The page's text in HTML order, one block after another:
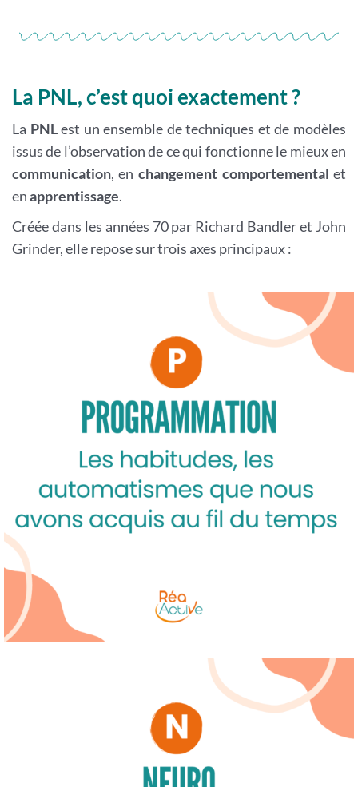
La PNL, c’est quoi exactement ?
La PNLest un ensemble de techniques et de modèles
issus de l’observation de ce qui fonctionne le mieux en
communication, en changement comportemental et
enapprentissage.
Créée dans les années 70 par Richard Bandler et John
Grinder, elle repose sur trois axes principaux :